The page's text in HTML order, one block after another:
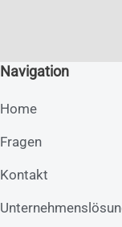
Navigation
Home
Fragen
Kontakt